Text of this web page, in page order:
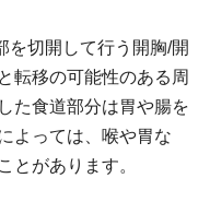
を切開して行う開胸/開
転移の可能性のある周
た食道部分は胃や腸を
よっては、喉や胃な
とがあります。